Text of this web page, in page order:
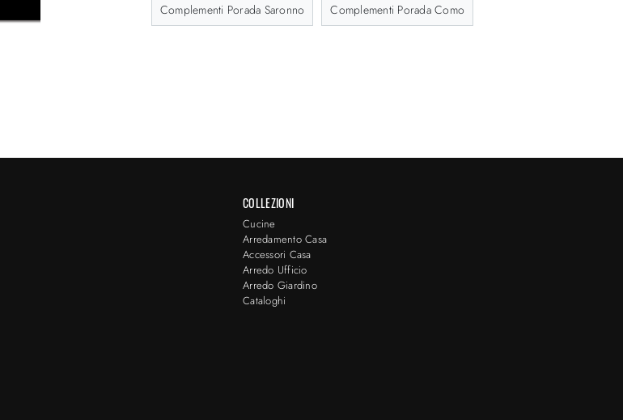
Complementi Porada Saronno Complementi Porada Como
COLLEZIONI
Cucine
Arredamento Casa
Accessori Casa
Arredo Ufficio
Arredo Giardino
Cataloghi